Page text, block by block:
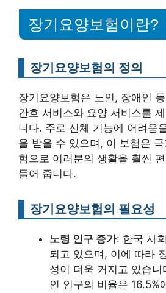
장기요양보험이란?
장기요양보험의 정의
장기요양보험은 노인, 장애인
간호 서비스와 요양 서비스를
니다. 주로 신체 기능에 어려움
을 받을 수 있으며, 이 보험은
험으로 여러분의 생활을 훨씬
들어 줍니다.
장기요양보험의 필요성
노령 인구 증가: 한국 사
되고 있으며, 이에 따라
성이 더욱 커지고 있습
인 인구의 비율은 16.5%